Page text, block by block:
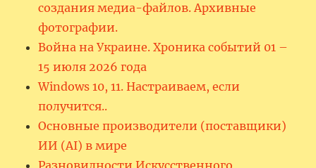
создания медиа-файлов. Архивные
фотографии.
Война на Украине. Хроника событий 01 –
15 июля 2026 года
Windows 10, 11. Настраиваем, если
получится..
Основные производители (поставщики)
ИИ (AI) в мире